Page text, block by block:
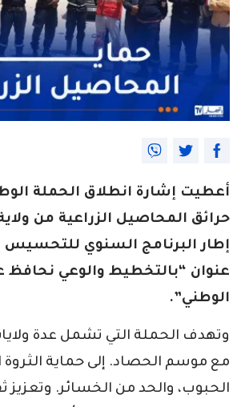
أعطيت إشارة انطلاق الحملة
حرائق المحاصيل الزراعية من
إطار البرنامج السنوي للتحسيس
عنوان “بالتخطيط والوعي نحافظ
الوطني”.
وتهدف الحملة التي تشمل عدة
مع موسم الحصاد. إلى حماية الثروة
الحبوب، والحد من الخسائر. وتعزيز